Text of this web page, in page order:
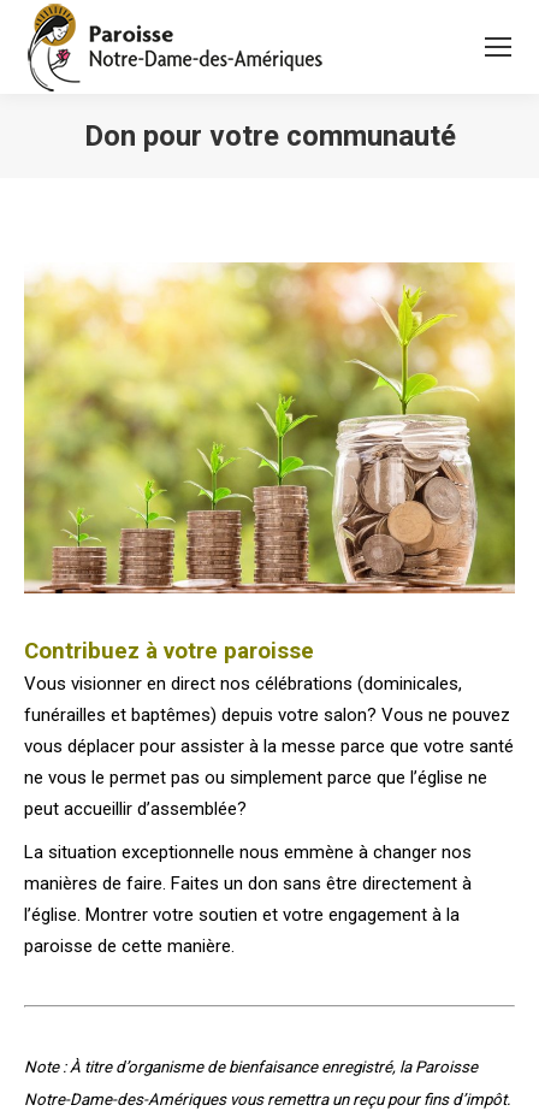
Don pour votre communauté
Contribuez à votre paroisse
Vous visionner en direct nos célébrations (dominicales,
funérailles et baptêmes) depuis votre salon? Vous ne pouvez
vous déplacer pour assister à la messe parce que votre santé
ne vous le permet pas ou simplement parce que l’église ne
peut accueillir d’assemblée?
La situation exceptionnelle nous emmène à changer nos
manières de faire. Faites un don sans être directement à
l’église. Montrer votre soutien et votre engagement à la
paroisse de cette manière.
Note : À titre d’organisme de bienfaisance enregistré, la Paroisse
Notre-Dame-des-Amériques vous remettra un reçu pour fins d’impôt.